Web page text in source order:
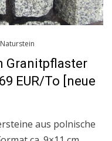
Naturstein
Granitpflaster
EUR/To [neue
aus polnische